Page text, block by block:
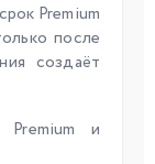
Premium
после
создаёт
и